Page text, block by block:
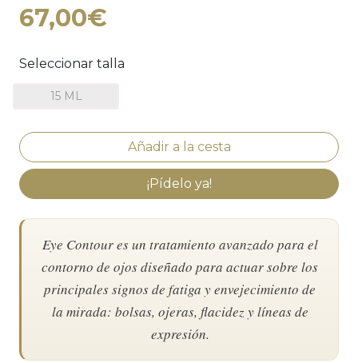
67,00€
Seleccionar talla
15 ML
¡Pídelo ya!
Eye Contour es un tratamiento avanzado para el
contorno de ojos diseñado para actuar sobre los
principales signos de fatiga y envejecimiento de
la mirada: bolsas, ojeras, flacidez y líneas de
expresión.